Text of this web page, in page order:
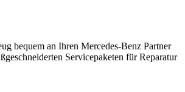
bequem an Ihren Mercedes-Benz Partner
Servicepaketen für Reparatur